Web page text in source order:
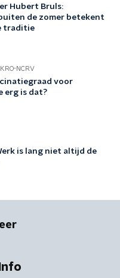
Hubert Bruls:
de zomer betekent
traditie
KRO-NCRV
voor
erg is dat?
is lang niet altijd de
Info